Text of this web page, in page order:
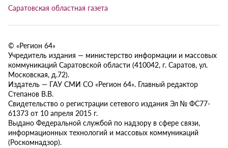
Саратовская областная газета
© «Регион 64»
Учредитель издания — министерство информации и массовых
коммуникаций Саратовской области (410042, г. Саратов, ул.
Московская, д.72).
Издатель — ГАУ СМИ СО «Регион 64». Главный редактор
Степанов В.В.
Свидетельство о регистрации сетевого издания Эл № ФС77-
61373 от 10 апреля 2015 г.
Выдано Федеральной службой по надзору в сфере связи,
информационных технологий и массовых коммуникаций
(Роскомнадзор).